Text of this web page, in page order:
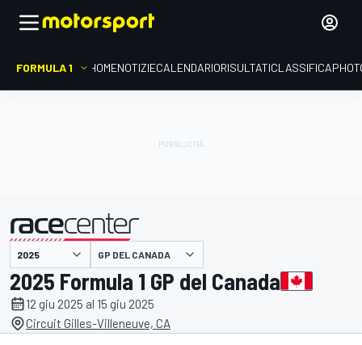
FORMULA 1 HOMENOTIZIECALENDARIORISULTATICLASSIFICA
GP DEL CANADA
2025 Formula 1 GP del Canada
12 giu 2025 al 15 giu 2025
Circuit Gilles-Villeneuve, CA